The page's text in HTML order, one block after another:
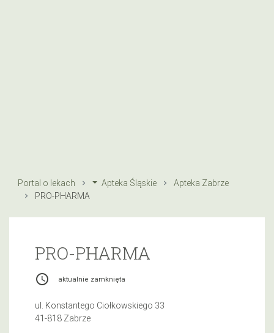
Portal o lekach Apteka Śląskie
Apteka Zabrze
PRO-PHARMA
PRO-PHARMA
access_time aktualnie zamknięta
ul. Konstantego Ciołkowskiego 33
41-818 Zabrze